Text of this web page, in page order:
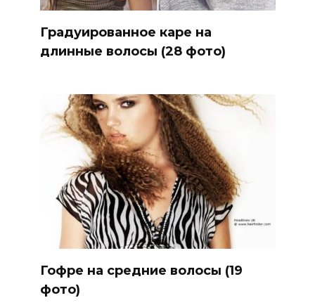
Градуированное каре на
длинные волосы (28 фото)
Гофре на средние волосы (19
фото)